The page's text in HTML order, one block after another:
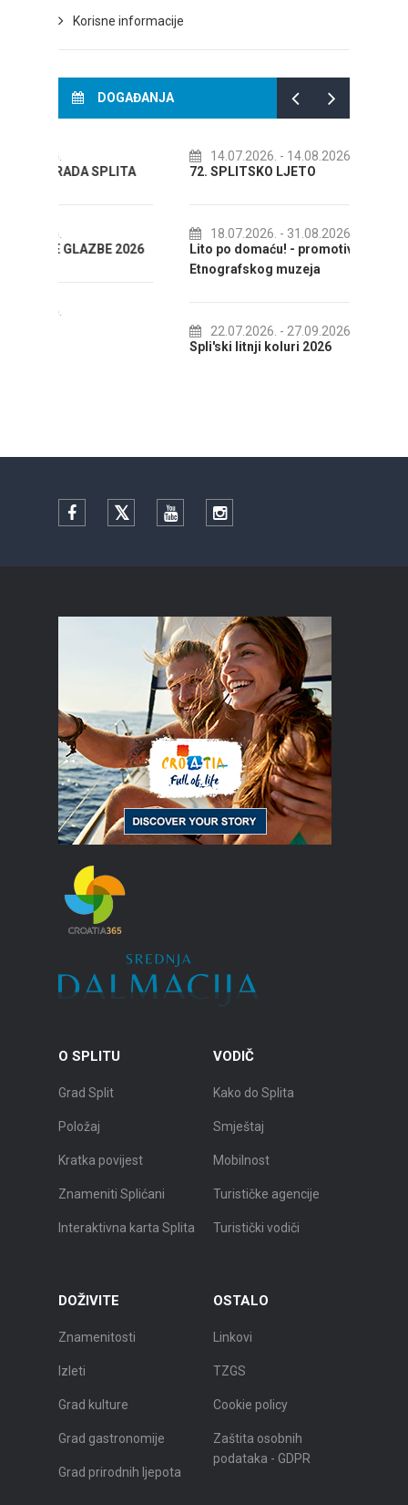
Korisne informacije
DOGAĐANJA
- 14.08.2026.
72. SPLITSKO LJETO
- 31.08.2026.
Lito po domaću! - promotivna akcija
Etnografskog muzeja
- 27.09.2026.
Spli'ski litnji koluri 2026
Facebook TwitterYouTubeInstagram
O SPLITU
Grad Split
Položaj
Kratka povijest
Znameniti Splićani
Interaktivna karta Splita
VODIČ
Kako do Splita
Smještaj
Mobilnost
Turističke agencije
Turistički vodiči
DOŽIVITE
Znamenitosti
Izleti
Grad kulture
Grad gastronomije
Grad prirodnih ljepota
OSTALO
Linkovi
TZGS
Cookie policy
Zaštita osobnih
podataka - GDPR